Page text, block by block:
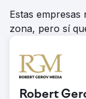
Estas
zona, pero sí
Robert